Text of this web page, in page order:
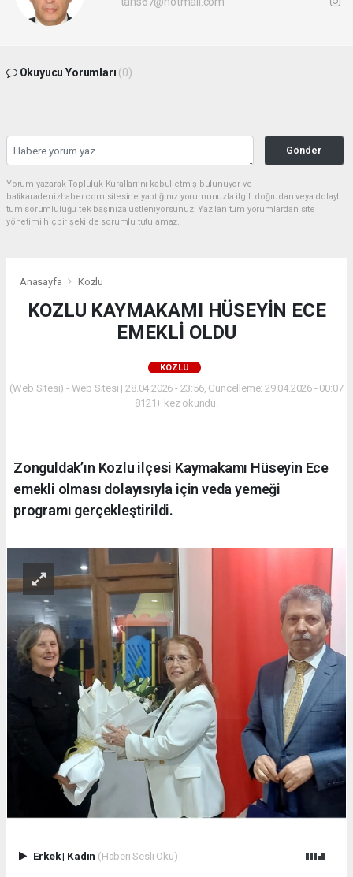
Okuyucu Yorumları (0)
Gönder
Yorum yazarak Topluluk Kuralları’nı kabul etmiş bulunuyor ve
batikaradenizhaber.com sitesine yaptığınız yorumunuzla ilgili doğrudan veya dolaylı
tüm sorumluluğu tek başınıza üstleniyorsunuz. Yazılan tüm yorumlardan site
yönetimi hiçbir şekilde sorumlu tutulamaz.
Anasayfa Kozlu
KOZLU KAYMAKAMI HÜSEYİN ECE
EMEKLİ OLDU
KOZLU
(Web Sitesi) - Web Sitesi | 28.04.2026 - 23:56, Güncelleme: 29.04.2026 - 00:07
8121+ kez okundu.
Zonguldak’ın Kozlu ilçesi Kaymakamı Hüseyin Ece
emekli olması dolayısıyla için veda yemeği
programı gerçekleştirildi.
Erkek| Kadın (Haberi Sesli Oku)